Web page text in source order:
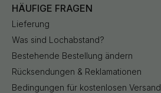
HÄUFIGE FRAGEN
Lieferung
Was sind Lochabstand?
Bestehende Bestellung ändern
Rücksendungen & Reklamationen
Bedingungen für kostenlosen Versand